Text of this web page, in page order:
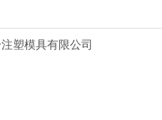
塑模具有限公司